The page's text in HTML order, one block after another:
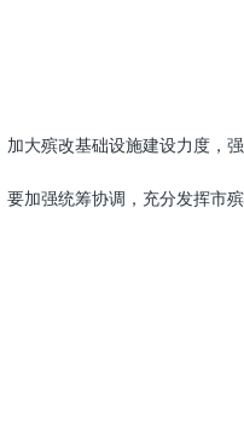
大殡改基础设施建设力度，强
加强统筹协调，充分发挥市殡